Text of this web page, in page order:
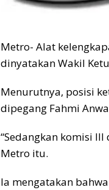
Metro- Alat
dinyatakan Wakil
Menurutnya, posisi
dipegang Fahmi
“Sedangkan komisi
Metro itu.
Ia mengatakan